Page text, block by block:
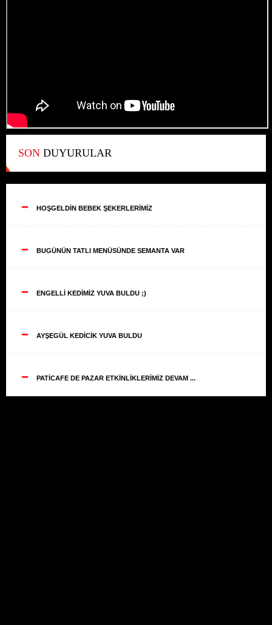
SON DUYURULAR
-- HOŞGELDİN BEBEK ŞEKERLERİMİZ
-- BUGÜNÜN TATLI MENÜSÜNDE SEMANTA VAR
-- ENGELLİ KEDİMİZ YUVA BULDU ;)
-- AYŞEGÜL KEDİCİK YUVA BULDU
-- PATİCAFE DE PAZAR ETKİNLİKLERİMİZ DEVAM ...